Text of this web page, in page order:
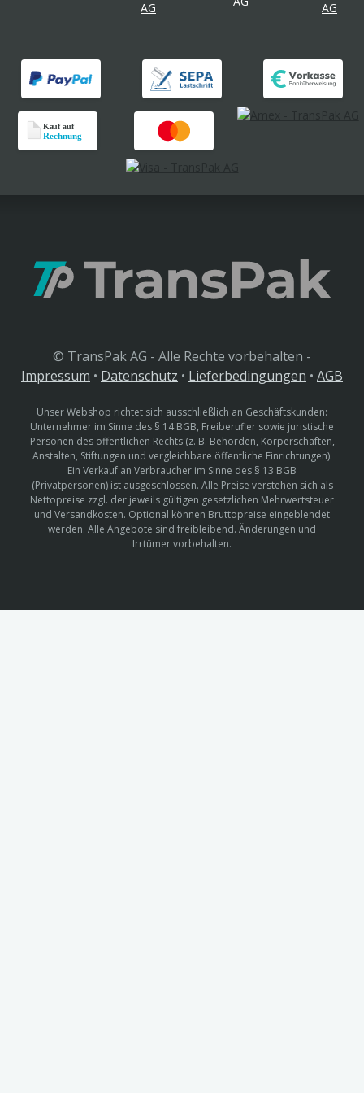
© TransPak AG - Alle Rechte vorbehalten -
Impressum • Datenschutz • Lieferbedingungen • AGB
Unser Webshop richtet sich ausschließlich an Geschäftskunden:
Unternehmer im Sinne des § 14 BGB, Freiberufler sowie juristische
Personen des öffentlichen Rechts (z. B. Behörden, Körperschaften,
Anstalten, Stiftungen und vergleichbare öffentliche Einrichtungen).
Ein Verkauf an Verbraucher im Sinne des § 13 BGB
(Privatpersonen) ist ausgeschlossen. Alle Preise verstehen sich als
Nettopreise zzgl. der jeweils gültigen gesetzlichen Mehrwertsteuer
und Versandkosten. Optional können Bruttopreise eingeblendet
werden. Alle Angebote sind freibleibend. Änderungen und
Irrtümer vorbehalten.